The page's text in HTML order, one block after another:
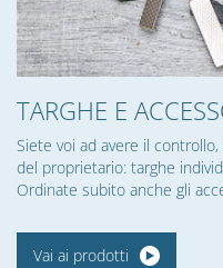
TARGHE E
Siete voi ad avere il
del proprietario: targhe
Ordinate subito anche gli
Vai ai prodotti